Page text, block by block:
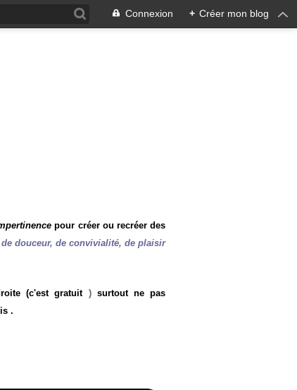
Connexion + Créer mon blog
pour créer ou recréer des
douceur, de convivialité, de plaisir
(c'est gratuit) surtout ne pas
.